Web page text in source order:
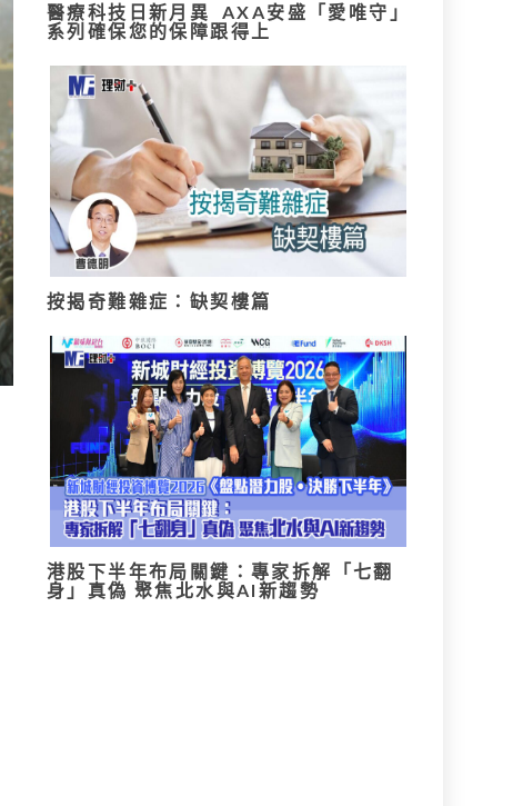
醫療科技日新月異 AXA安盛「愛唯守」
系列確保您的保障跟得上
按揭奇難雜症：缺契樓篇
港股下半年布局關鍵：專家拆解「七翻
身」真偽 聚焦北水與AI新趨勢